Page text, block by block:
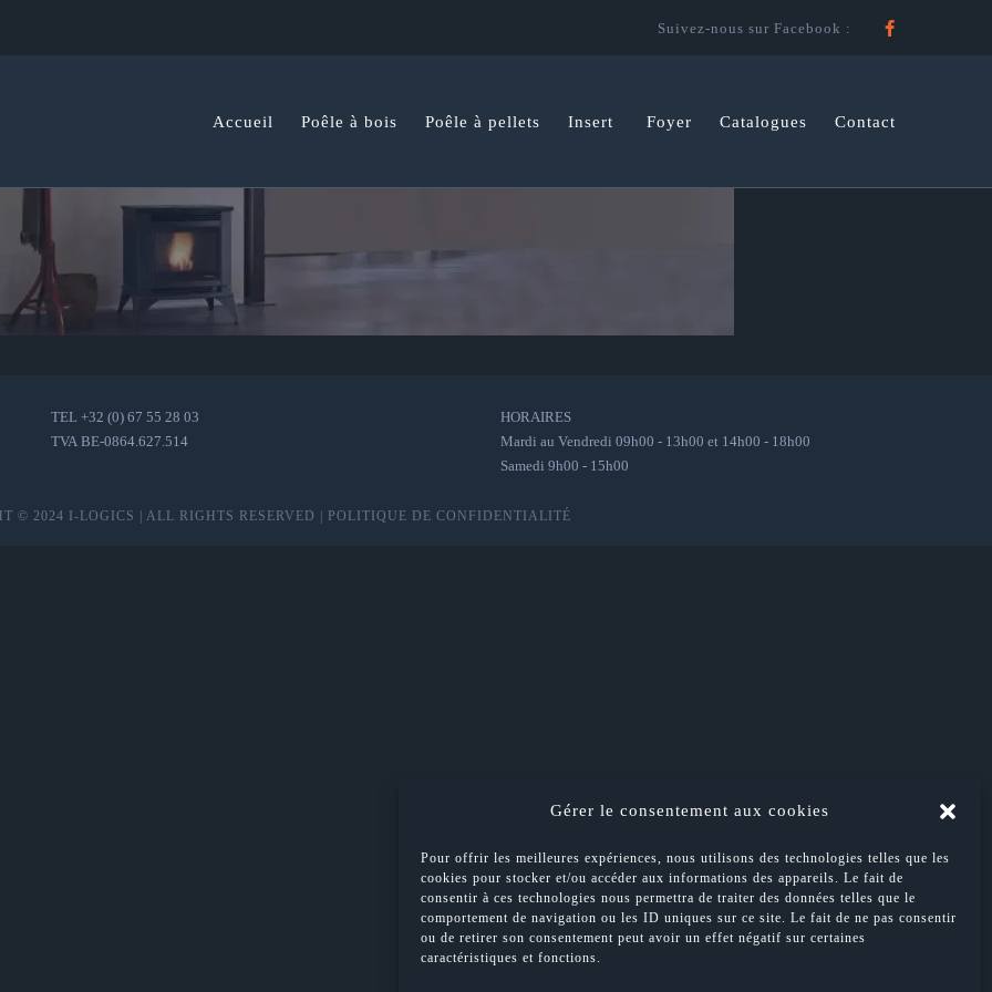
Gérer le consentement aux cookies
Pour offrir les meilleures expériences, nous utilisons des technologies telles que les
cookies pour stocker et/ou accéder aux informations des appareils. Le fait de
consentir à ces technologies nous permettra de traiter des données telles que le
comportement de navigation ou les ID uniques sur ce site. Le fait de ne pas consentir
ou de retirer son consentement peut avoir un effet négatif sur certaines
caractéristiques et fonctions.
Suivez-nous sur Facebook :
Accueil Poêle à bois Poêle à pellets Insert Foyer Catalogues Contact
TEL +32 (0) 67 55 28 03
TVABE-0864.627.514
HORAIRES
Mardi au Vendredi 09h00 - 13h00 et 14h00 - 18h00
Samedi 9h00 - 15h00
© 2024 I-LOGICS | ALL RIGHTS RESERVED | POLITIQUE DE CONFIDENTIALITÉ